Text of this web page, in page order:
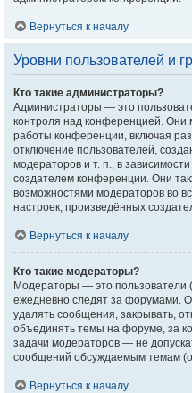
Вернуться к началу
Уровни пользователей и
Кто такие администраторы?
Администраторы — это
контроля над конференцией. Они
работы конференции, включая
отключение пользователей,
модераторов и т. п., в
создателем конференции. Они
возможностями модераторов во
настроек, произведённых
Вернуться к началу
Кто такие модераторы?
Модераторы — это пользователи
ежедневно следят за форумами.
удалять сообщения, закрывать,
объединять темы на форуме, за
задачи модераторов — не
сообщений обсуждаемым темам
Вернуться к началу